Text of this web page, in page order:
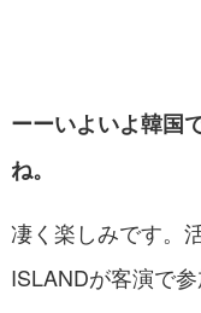
ーーいよいよ韓国
ね。
凄く楽しみです。
ISLANDが客演で参